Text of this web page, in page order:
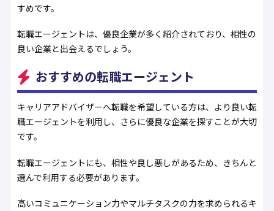
すめです。
転職エージェントは、優良企業が多く紹介されており、相性の
良い企業と出会えるでしょう。
おすすめの転職エージェント
キャリアアドバイザーへ転職を希望している方は、より良い転
職エージェントを利用し、さらに優良な企業を探すことが大切
です。
転職エージェントにも、相性や良し悪しがあるため、きちんと
選んで利用する必要があります。
高いコミュニケーション力やマルチタスクの力を求められるキ